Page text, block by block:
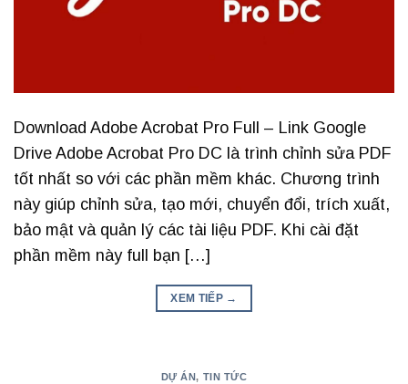
Download Adobe Acrobat Pro Full – Link Google
Drive Adobe Acrobat Pro DC là trình chỉnh sửa PDF
tốt nhất so với các phần mềm khác. Chương trình
này giúp chỉnh sửa, tạo mới, chuyển đổi, trích xuất,
bảo mật và quản lý các tài liệu PDF. Khi cài đặt
phần mềm này full bạn […]
XEM TIẾP →
DỰ ÁN, TIN TỨC